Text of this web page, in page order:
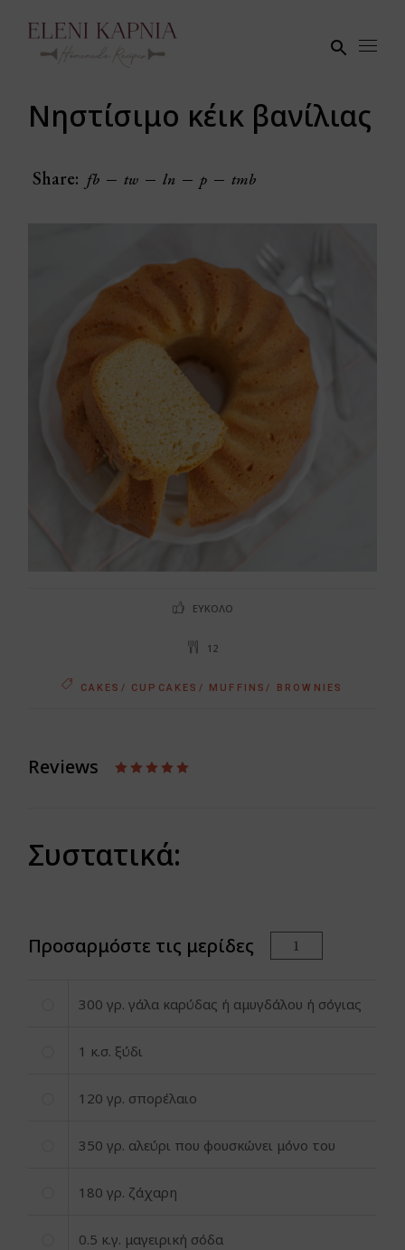
Νηστίσιμο κέικ βανίλιας
Share: fb tw ln p tmb
ΕΎΚΟΛΟ
12
CAKES/ CUPCAKES/ MUFFINS/ BROWNIES
Reviews
Συστατικά:
Προσαρμόστε τις μερίδες
300 γρ. γάλα καρύδας ή αμυγδάλου ή σόγιας
1 κ.σ. ξύδι
120 γρ. σπορέλαιο
350 γρ. αλεύρι που φουσκώνει μόνο του
180 γρ. ζάχαρη
0.5 κ.γ. μαγειρική σόδα